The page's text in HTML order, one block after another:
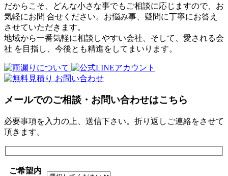
だからこそ、どんな小さな事でもご相談に応じますので、お
気軽にお問 合せください。お悩み事、疑問に丁寧にお答え
させていただきます。
地域から一番気軽に相談しやすい会社、そして、愛される会
社 を目指し、今後とも精進をしてまいります。
メールでのご相談・お問い合わせはこちら
必要事項を入力の上、送信下さい。折り返しご連絡をさせて
頂きます。
ご希望内